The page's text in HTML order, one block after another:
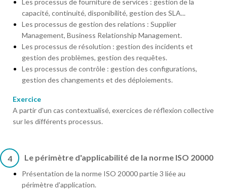
Les processus de fourniture de services : gestion de la
capacité, continuité, disponibilité, gestion des SLA...
Les processus de gestion des relations : Supplier
Management, Business Relationship Management.
Les processus de résolution : gestion des incidents et
gestion des problèmes, gestion des requêtes.
Les processus de contrôle : gestion des configurations,
gestion des changements et des déploiements.
Exercice
A partir d'un cas contextualisé, exercices de réflexion collective
sur les différents processus.
4 Le périmètre d'applicabilité de la norme ISO 20000
Présentation de la norme ISO 20000 partie 3 liée au
périmètre d'application.